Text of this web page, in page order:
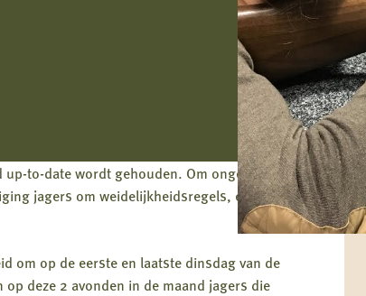
to-date wordt gehouden. Om ongewenste
jagers om weidelijkheidsregels, educatie en
om op de eerste en laatste dinsdag van de
deze 2 avonden in de maand jagers die